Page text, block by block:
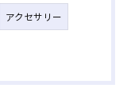
アクセサリー